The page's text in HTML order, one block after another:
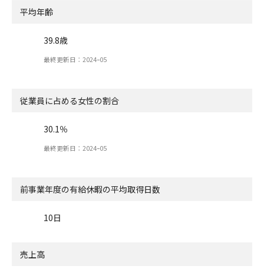
平均年齢
39.8歳
最終更新日：2024ｰ05
従業員に占める女性の割合
30.1％
最終更新日：2024ｰ05
前事業年度の有給休暇の平均取得日数
10日
売上高